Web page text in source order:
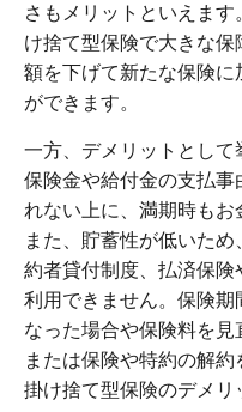
さもメリットといえま
け捨て型保険で大きな
額を下げて新たな保険
ができます。
一方、デメリットとし
保険金や給付金の支払事
れない上に、満期時もお
また、貯蓄性が低いた
約者貸付制度、払済保険
利用できません。保険期
なった場合や保険料を見
または保険や特約の解約
掛け捨て型保険のデメリ